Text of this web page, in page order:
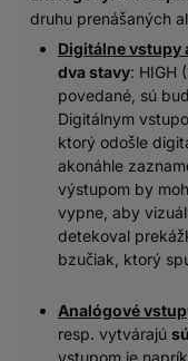
druhu prenášaných
Digitálne vstupy
dva stavy: HIGH
povedané, sú
Digitálnym
ktorý odošle
akonáhle
výstupom by
vypne, aby
detekoval
bzučiak, ktorý
Analógové
resp. vytvárajú
vstupom je